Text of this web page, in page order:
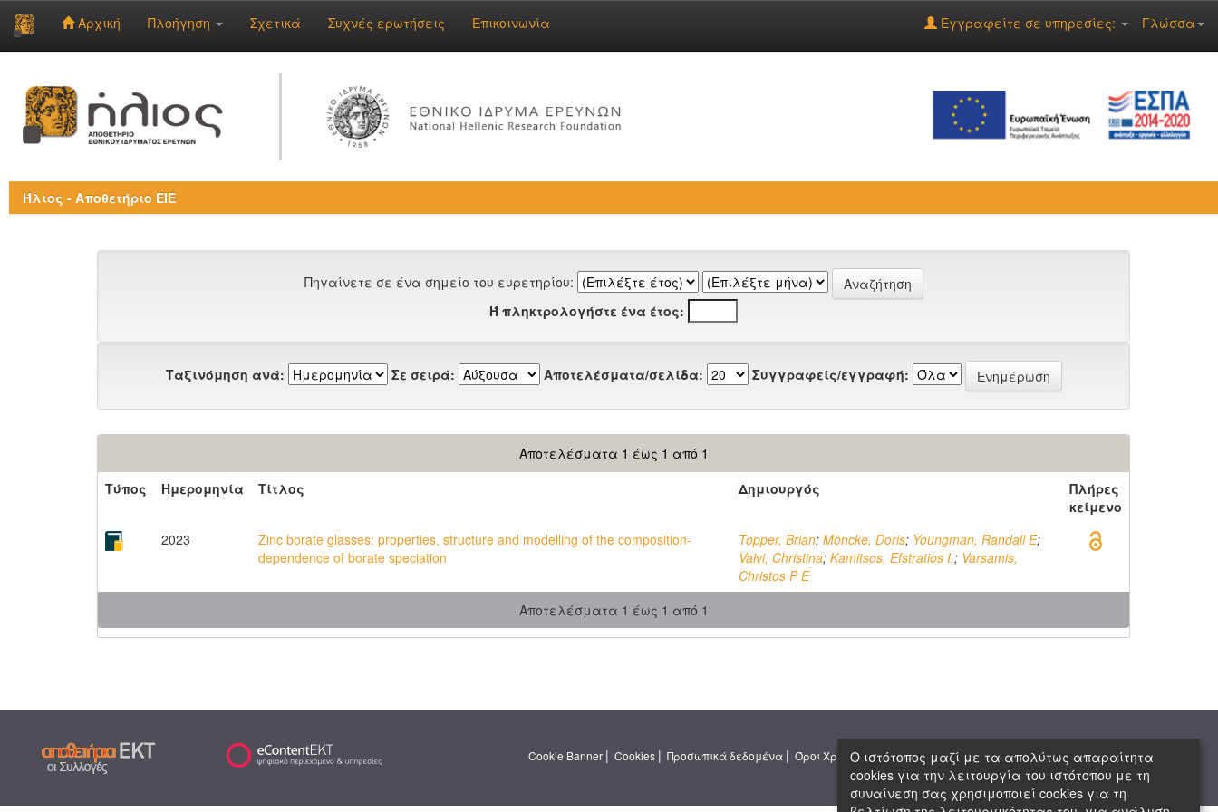
navigation
Αρχική Πλοήγηση Σχετικά Συχνές ερωτήσεις Επικοινωνία Γλώσσα
Εγγραφείτε σε υπηρεσίες:
Ήλιος - Αποθετήριο ΕΙΕ
Πηγαίνετε σε ένα σημείο του ευρετηρίου:
Ή πληκτρολογήστε ένα έτος:
Ταξινόμηση ανά: Σε σειρά: Αποτελέσματα/σελίδα: Συγγραφείς/εγγραφή:
Αποτελέσματα 1 έως 1 από 1
Τύπος
Ημερομηνία Τίτλος Δημιουργός
Πλήρες
κείμενο
2023
Zinc borate glasses: properties, structure and modelling of the composition-
dependence of borate speciation
Topper, Brian; Möncke, Doris; Youngman, Randall E;
Valvi, Christina; Kamitsos, Efstratios I.; Varsamis,
Christos P E
Αποτελέσματα 1 έως 1 από 1
Cookie Banner | Cookies | Προσωπικά δεδομένα | Όροι Χρήσης | Πνευματική Ιδιοκτησία| Copyright © 2026 ΕΙΕ
Ο ιστότοπος μαζί με τα απολύτως απαραίτητα
cookies για την λειτουργία του ιστότοπου με τη
συναίνεση σας χρησιμοποιεί cookies για τη